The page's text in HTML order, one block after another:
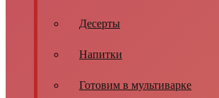
Десерты
Напитки
Готовим в мультиварке